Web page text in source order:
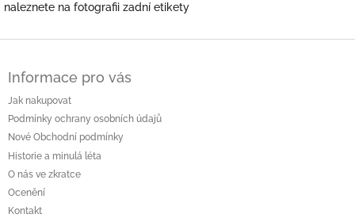
naleznete na fotografii zadní etikety
Informace pro vás
Jak nakupovat
Podmínky ochrany osobních údajů
Nové Obchodní podmínky
Historie a minulá léta
O nás ve zkratce
Ocenění
Kontakt